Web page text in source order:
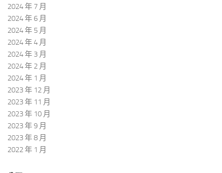
2024 年 7 月
2024 年 6 月
2024 年 5 月
2024 年 4 月
2024 年 3 月
2024 年 2 月
2024 年 1 月
2023 年 12 月
2023 年 11 月
2023 年 10 月
2023 年 9 月
2023 年 8 月
2022 年 1 月